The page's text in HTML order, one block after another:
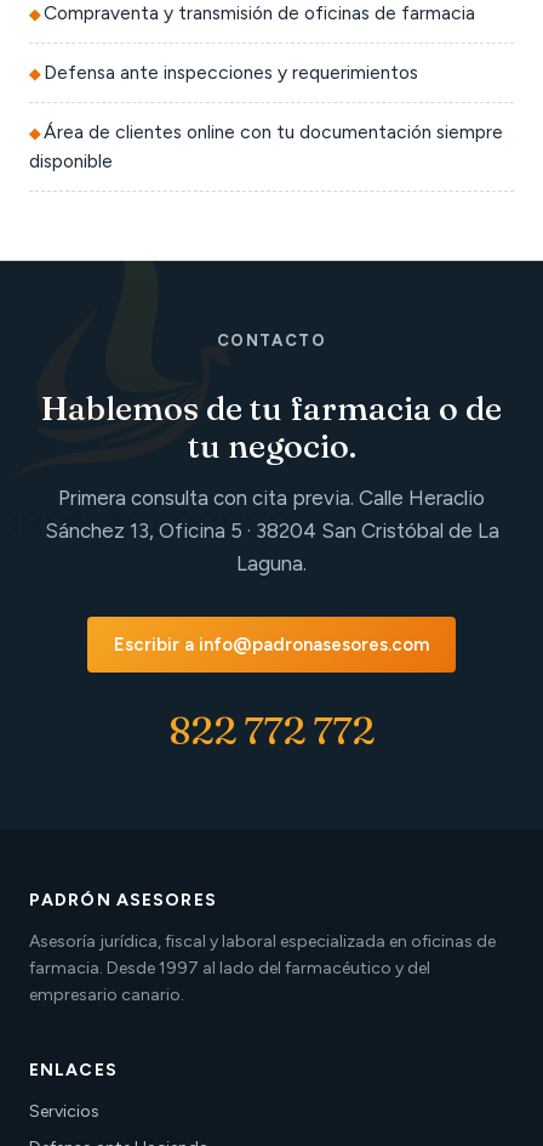
Compraventa y transmisión de oficinas de farmacia
Defensa ante inspecciones y requerimientos
Área de clientes online con tu documentación siempre
disponible
CONTACTO
Hablemos de tu farmacia o de
tu negocio.
Primera consulta con cita previa. Calle Heraclio
Sánchez 13, Oficina 5 · 38204 San Cristóbal de La
Laguna.
Escribir a info@padronasesores.com
822 772 772
PADRÓN ASESORES
Asesoría jurídica, fiscal y laboral especializada en oficinas de
farmacia. Desde 1997 al lado del farmacéutico y del
empresario canario.
ENLACES
Servicios